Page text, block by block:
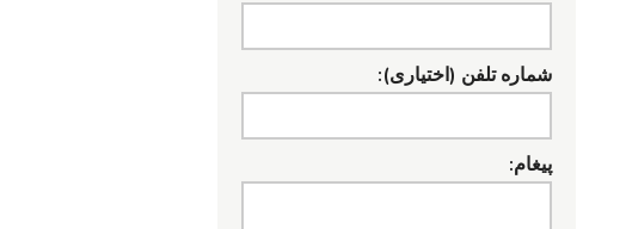
شماره تلفن (اختیاری):
پیغام: